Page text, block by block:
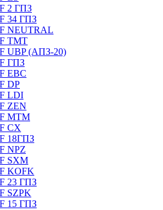
2 ГПЗ
34 ГПЗ
NEUTRAL
TMT
UBP (АПЗ-20)
ГПЗ
EBC
DP
LDI
ZEN
MTM
CX
18ГПЗ
NPZ
SXM
KOFK
23 ГПЗ
SZPK
15 ГПЗ